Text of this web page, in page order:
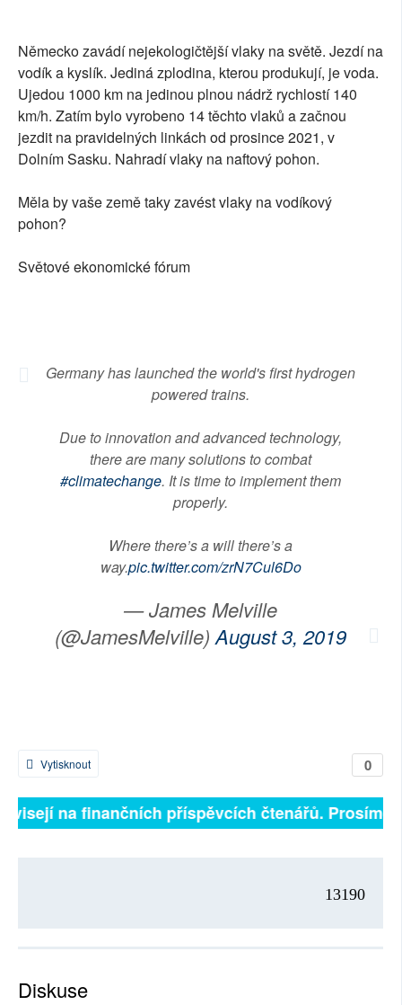
RUBRIKY
PLNÁ VERZE STRÁNEK
Německo zavádí nejekologičtější vlaky na světě. Jezdí na
vodík a kyslík. Jediná zplodina, kterou produkují, je voda.
Ujedou 1000 km na jedinou plnou nádrž rychlostí 140
km/h. Zatím bylo vyrobeno 14 těchto vlaků a začnou
jezdit na pravidelných linkách od prosince 2021, v
Dolním Sasku. Nahradí vlaky na naftový pohon.
Měla by vaše země taky zavést vlaky na vodíkový
pohon?
Světové ekonomické fórum
Germany has launched the world's first hydrogen
powered trains.
Due to innovation and advanced technology,
there are many solutions to combat
#climatechange. It is time to implement them
properly.
Where there’s a will there’s a
way.pic.twitter.com/zrN7Cul6Do
— James Melville
(@JamesMelville) August 3, 2019
0
Vytisknout
na finančních příspěvcích čtenářů. Prosíme,
13190
Diskuse